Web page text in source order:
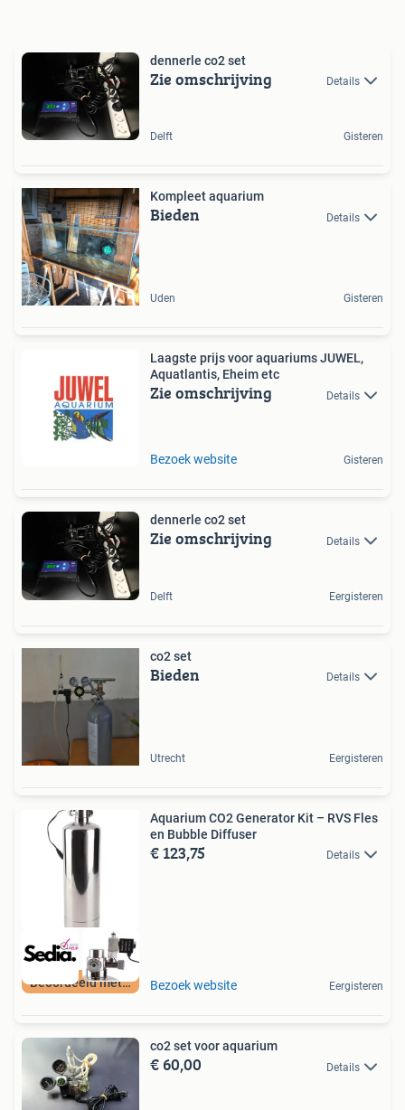
dennerle co2 set
Zie omschrijving Details
Delft Gisteren
Kompleet aquarium
Bieden Details
Uden Gisteren
Laagste prijs voor aquariums JUWEL,
Aquatlantis, Eheim etc
Zie omschrijving Details
Bezoek website Gisteren
dennerle co2 set
Zie omschrijving Details
Delft Eergisteren
co2 set
Bieden Details
Utrecht Eergisteren
Beoordeeld met 9+
Aquarium CO2 Generator Kit – RVS Fles
en Bubble Diffuser
€ 123,75 Details
Bezoek website Eergisteren
co2 set voor aquarium
€ 60,00 Details